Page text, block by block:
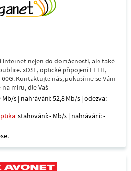
nejen do domácnosti, ale také
xDSL, optické připojení FFTH,
Kontaktujte nás, pokusíme se Vám
míru, dle Vaši
Mb/s | nahrávání: 52,8 Mb/s | odezva:
: stahování: - Mb/s | nahrávání: -